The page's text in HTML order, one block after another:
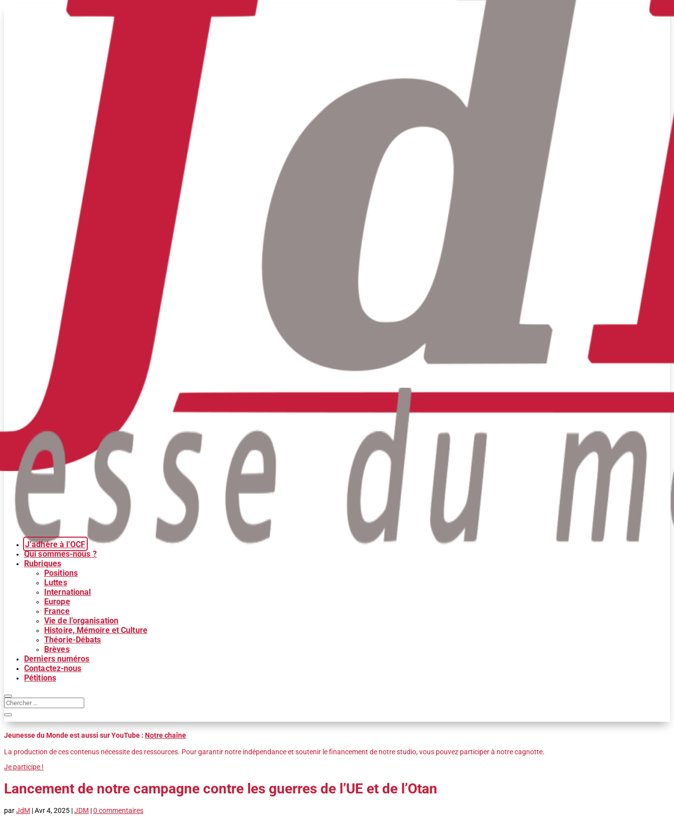
J’adhère à l’OCF
Qui sommes-nous ?
Rubriques
Positions
Luttes
International
Europe
France
Vie de l’organisation
Histoire, Mémoire et Culture
Théorie-Débats
Brèves
Derniers numéros
Contactez-nous
Pétitions
Jeunesse du Monde est aussi sur YouTube : Notre chaîne
La production de ces contenus nécessite des ressources. Pour garantir notre indépendance et soutenir le financement de notre studio, vous pouvez participer à notre cagnotte.
Je participe !
Lancement de notre campagne contre les guerres de l’UE et de l’Otan
parJdM |Avr 4, 2025 |JDM |0 commentaires